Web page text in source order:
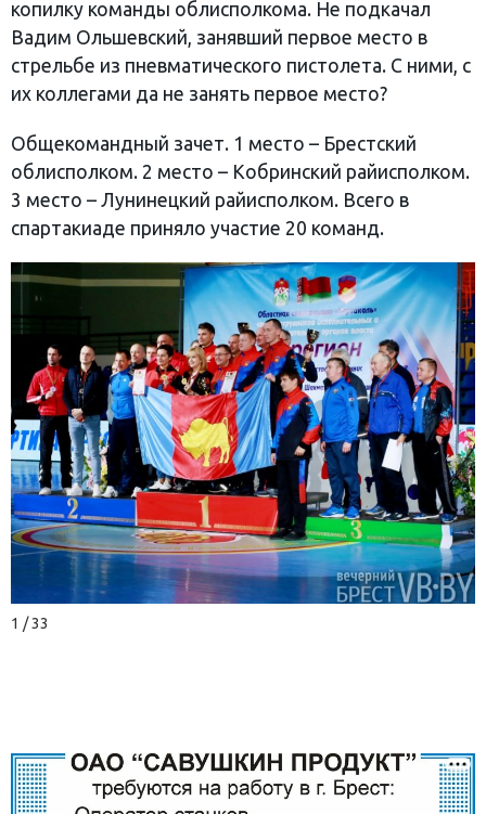
копилку команды облисполкома. Не подкачал
Вадим Ольшевский, занявший первое место в
стрельбе из пневматического пистолета. С ними, с
их коллегами да не занять первое место?
Общекомандный зачет. 1 место – Брестский
облисполком. 2 место – Кобринский райисполком.
3 место – Лунинецкий райисполком. Всего в
спартакиаде приняло участие 20 команд.
1 / 33